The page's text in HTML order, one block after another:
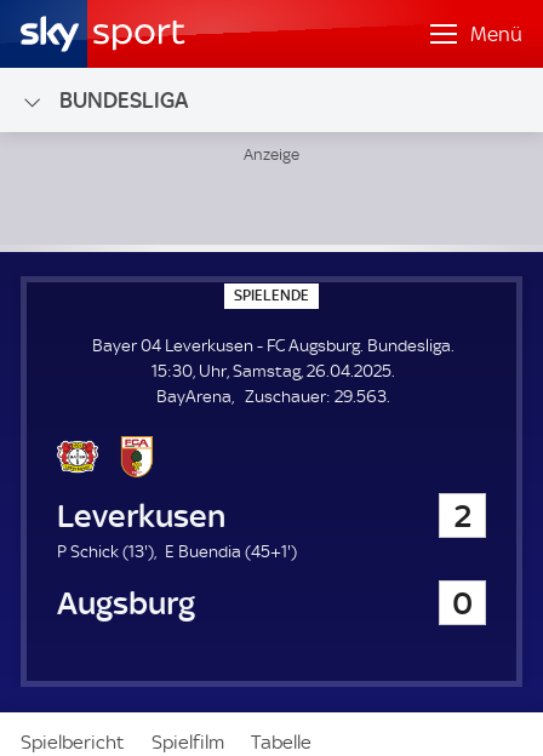
Menü
BUNDESLIGA
SPIELENDE
P
E
L
E
N
Bayer 04 Leverkusen - FC Augsburg. Bundesliga.
15:30, Uhr, Samstag, 26.04.2025.
BayArena
Zuschauer: Z
29.563.
Bayer 04 Leverkusen 2
P Schick (13'1
.
e
) E Buendia (45+1'4
e
)
FC Augsburg 0
Spielbericht Spielfilm Tabelle